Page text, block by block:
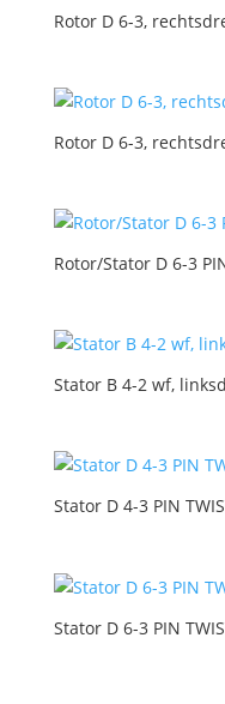
Rotor D 6-3,
Rotor D 6-3,
Rotor/Stator D 6-3
Stator B 4-2 wf,
Stator D 4-3 PIN
Stator D 6-3 PIN